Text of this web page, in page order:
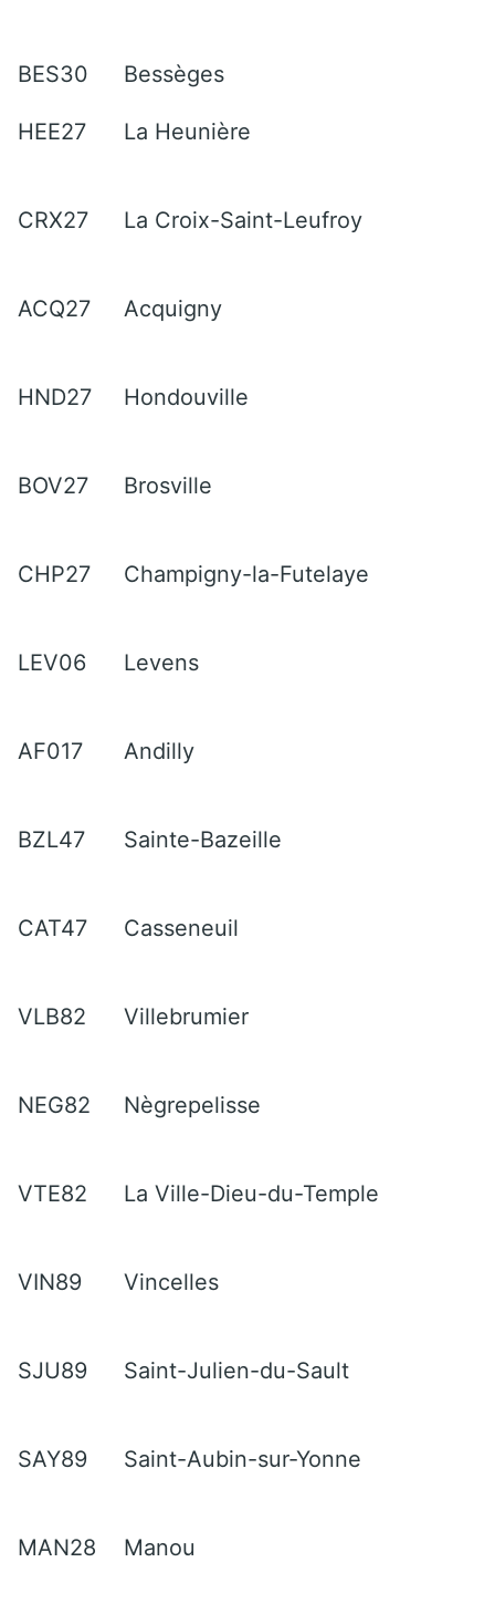
BES30 Bessèges
HEE27 La Heunière
CRX27 La Croix-Saint-Leufroy
ACQ27 Acquigny
HND27 Hondouville
BOV27 Brosville
CHP27 Champigny-la-Futelaye
LEV06 Levens
AF017 Andilly
BZL47 Sainte-Bazeille
CAT47 Casseneuil
VLB82 Villebrumier
NEG82 Nègrepelisse
VTE82 La Ville-Dieu-du-Temple
VIN89 Vincelles
SJU89 Saint-Julien-du-Sault
SAY89 Saint-Aubin-sur-Yonne
MAN28 Manou